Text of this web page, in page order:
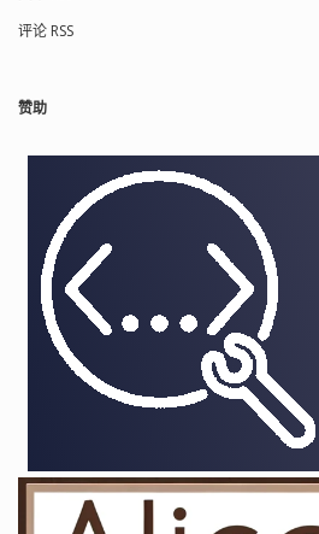
评论 RSS
赞助